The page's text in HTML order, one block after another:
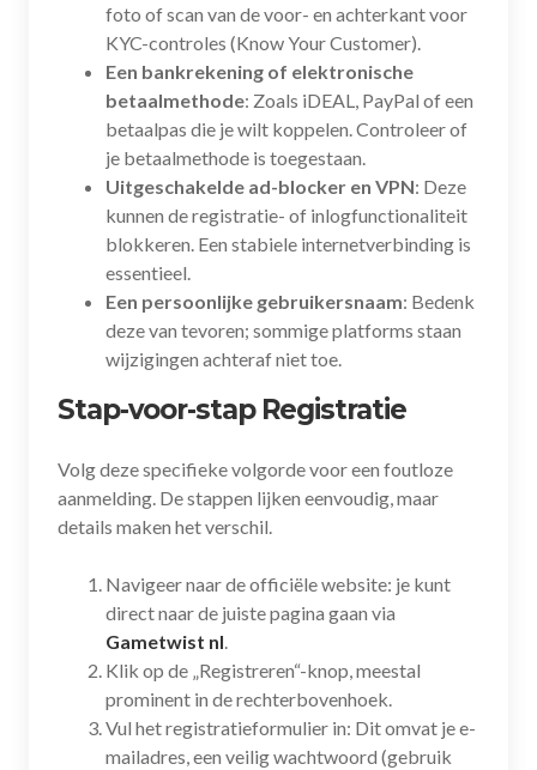
foto of scan van de voor- en achterkant voor
KYC-controles (Know Your Customer).
Een bankrekening of elektronische
betaalmethode: Zoals iDEAL, PayPal of een
betaalpas die je wilt koppelen. Controleer of
je betaalmethode is toegestaan.
Uitgeschakelde ad-blocker en VPN: Deze
kunnen de registratie- of inlogfunctionaliteit
blokkeren. Een stabiele internetverbinding is
essentieel.
Een persoonlijke gebruikersnaam: Bedenk
deze van tevoren; sommige platforms staan
wijzigingen achteraf niet toe.
Stap-voor-stap Registratie
Volg deze specifieke volgorde voor een foutloze
aanmelding. De stappen lijken eenvoudig, maar
details maken het verschil.
Navigeer naar de officiële website: je kunt
direct naar de juiste pagina gaan via
Gametwist nl.
Klik op de „Registreren“-knop, meestal
prominent in de rechterbovenhoek.
Vul het registratieformulier in: Dit omvat je e-
mailadres, een veilig wachtwoord (gebruik